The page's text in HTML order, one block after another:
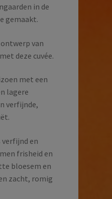
in de
gemaakt.
van
deze cuvée.
met een
lagere
verfijnde,
verfijnd en
frisheid en
bloesem en
zacht, romig